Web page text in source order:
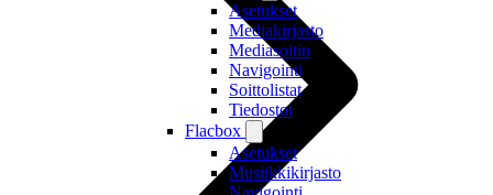
Asetukset
Mediakirjasto
Mediasoitin
Navigointi
Soittolistat
Tiedostot
Flacbox
Asetukset
Musiikkikirjasto